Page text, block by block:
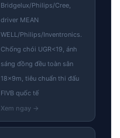
Bridgelux/Philips/Cree,
driver MEAN
WELL/Philips/Inventronics.
Chống chói UGR<19, ánh
sáng đồng đều toàn sân
18×9m, tiêu chuẩn thi đấu
FIVB quốc tế